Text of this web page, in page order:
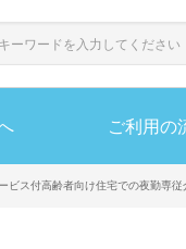
ご利用の
ビス付高齢者向け住宅での夜勤専